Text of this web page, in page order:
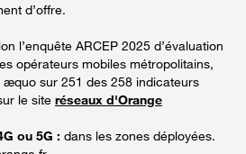
d’offre.
l’enquête ARCEP 2025 d’évaluation
opérateurs mobiles métropolitains,
sur 251 des 258 indicateurs
le site réseaux d'Orange
ou 5G : dans les zones déployées.